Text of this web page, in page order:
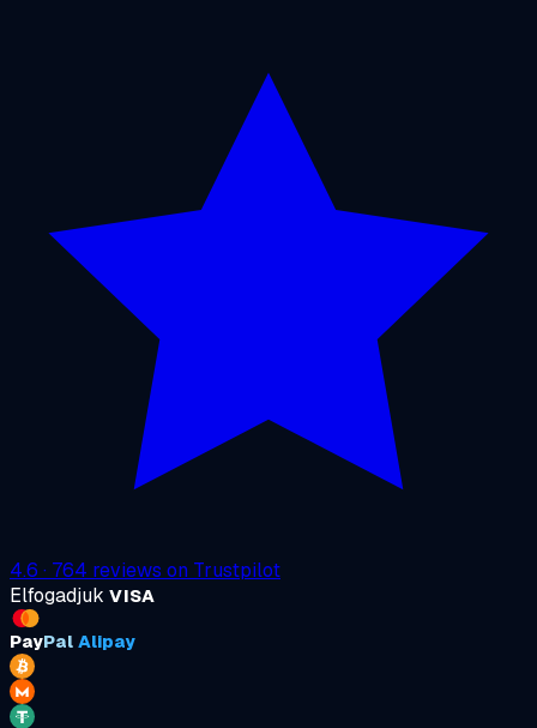
4.6 · 764 reviews on Trustpilot
Elfogadjuk VISA
PayPal Alipay